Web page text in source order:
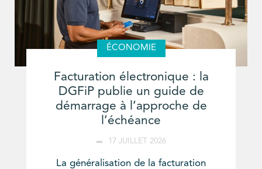
ÉCONOMIE
Facturation électronique : la
DGFiP publie un guide de
démarrage à l’approche de
l’échéance
17 JUILLET 2026
La généralisation de la facturation